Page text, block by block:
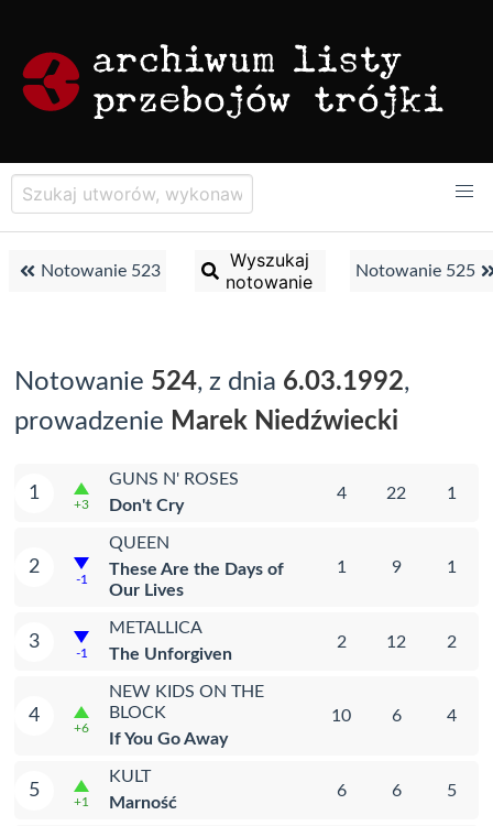
Notowanie 523
Wyszukaj
notowanie
Notowanie 525
Notowanie 524, z dnia 6.03.1992,
prowadzenie Marek Niedźwiecki
1
+3
GUNS N' ROSES
Don't Cry
4 22 1
2
-1
QUEEN
These Are the Days of
Our Lives
1 9 1
3
-1
METALLICA
The Unforgiven
2 12 2
4
+6
NEW KIDS ON THE
BLOCK
If You Go Away
10 6 4
5
+1
KULT
Marność
6 6 5